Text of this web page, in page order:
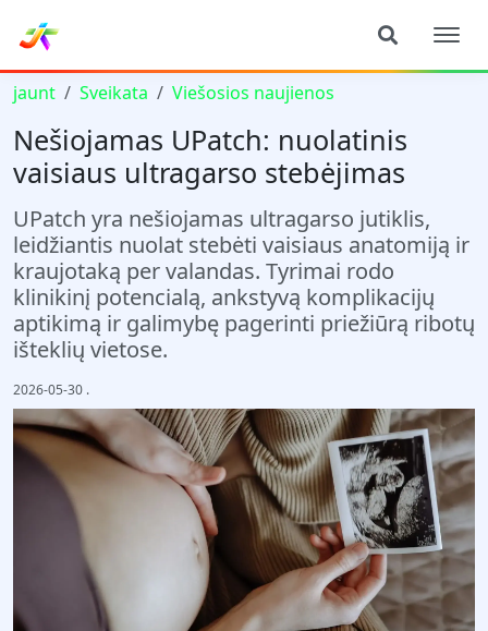
jaunt Sveikata Viešosios naujienos
Nešiojamas UPatch: nuolatinis
vaisiaus ultragarso stebėjimas
UPatch yra nešiojamas ultragarso jutiklis,
leidžiantis nuolat stebėti vaisiaus anatomiją ir
kraujotaką per valandas. Tyrimai rodo
klinikinį potencialą, ankstyvą komplikacijų
aptikimą ir galimybę pagerinti priežiūrą ribotų
išteklių vietose.
2026-05-30 .